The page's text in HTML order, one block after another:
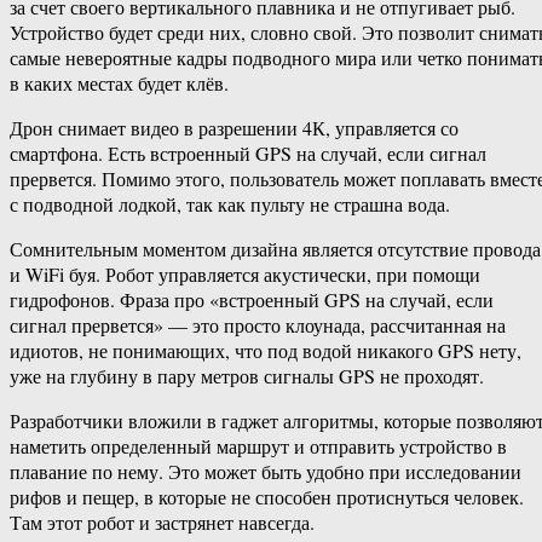
за счет своего вертикального плавника и не отпугивает рыб.
Устройство будет среди них, словно свой. Это позволит
самые невероятные кадры подводного мира или четко
в каких местах будет клёв.
Дрон снимает видео в разрешении 4К, управляется со
смартфона. Есть встроенный GPS на случай, если сигнал
прервется. Помимо этого, пользователь может поплавать
с подводной лодкой, так как пульту не страшна вода.
Сомнительным моментом дизайна является отсутствие провода
и WiFi буя. Робот управляется акустически, при помощи
гидрофонов. Фраза про «встроенный GPS на случай, если
сигнал прервется» — это просто клоунада, рассчитанная на
идиотов, не понимающих, что под водой никакого GPS нету,
уже на глубину в пару метров сигналы GPS не проходят.
Разработчики вложили в гаджет алгоритмы, которые
наметить определенный маршрут и отправить устройство в
плавание по нему. Это может быть удобно при исследовании
рифов и пещер, в которые не способен протиснуться человек.
Там этот робот и застрянет навсегда.